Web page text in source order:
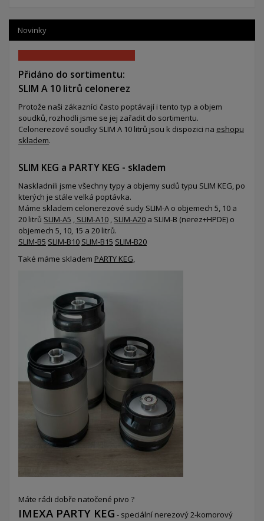
Novinky
Přidáno do sortimentu:
SLIM A 10 litrů celonerez
Protože naši zákazníci často poptávají i tento typ a objem
soudků, rozhodli jsme se jej zařadit do sortimentu.
Celonerezové soudky SLIM A 10 litrů jsou k dispozici na eshopu
skladem.
SLIM KEG a PARTY KEG - skladem
Naskladnili jsme všechny typy a objemy sudů typu SLIM KEG, po
kterých je stále velká poptávka.
Máme skladem celonerezové sudy SLIM-A o objemech 5, 10 a
20 litrů SLIM-A5 , SLIM-A10 , SLIM-A20 a SLIM-B (nerez+HPDE) o
objemech 5, 10, 15 a 20 litrů.
SLIM-B5 SLIM-B10 SLIM-B15 SLIM-B20
Také máme skladem PARTY KEG,
Máte rádi dobře natočené pivo ?
IMEXA PARTY KEG - speciální nerezový 2-komorový